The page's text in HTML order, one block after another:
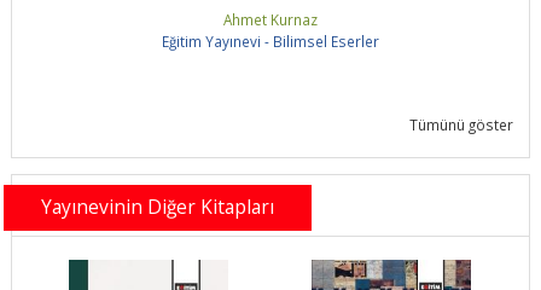
Ahmet Kurnaz
Eğitim Yayınevi - Bilimsel Eserler
Tümünü göster
Yayınevinin Diğer Kitapları